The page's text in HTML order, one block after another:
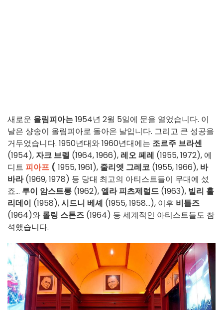
새로운 올림피아는1954년 2월 5일에 문을 열었습니다. 이
날은 샹송이 올림피아로 돌아온 날입니다. 그리고 큰 성공을
거두었습니다. 1950년대와 1960년대에는 조르주 브라센
(1954),자크 브렐 (1964, 1966), 레오 페레 (1955, 1972), 에
디트 피아프 ( 1955, 1961), 줄리엣 그레코 (1955, 1966), 바
바라(1969, 1978) 등 당대 최고의 아티스트들이 무대에 섰
죠... 루이 암스트롱 (1962), 엘라 피츠제럴드 (1963), 빌리 홀
리데이 (1958),시드니 베셰 (1955, 1958...), 이후 비틀즈
(1964)와 롤링 스톤즈 (1964) 등 세계적인 아티스트들도 참
석했습니다.